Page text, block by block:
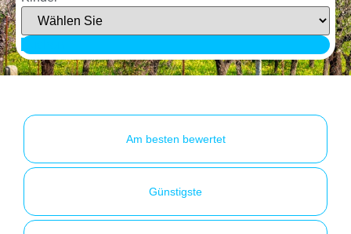
Am besten bewertet
Günstigste